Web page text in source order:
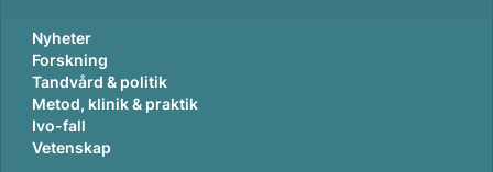
Nyheter
Forskning
Tandvård & politik
Metod, klinik & praktik
Ivo-fall
Vetenskap